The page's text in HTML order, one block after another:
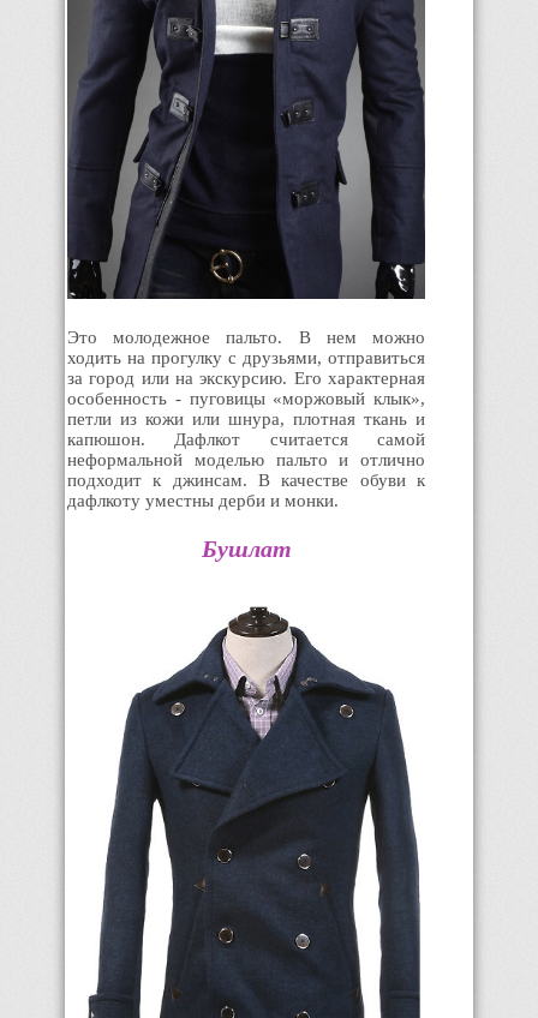
Это молодежное пальто. В нем можно
ходить на прогулку с друзьями, отправиться
за город или на экскурсию. Его характерная
особенность - пуговицы «моржовый клык»,
петли из кожи или шнура, плотная ткань и
капюшон. Дафлкот считается самой
неформальной моделью пальто и отлично
подходит к джинсам. В качестве обуви к
дафлкоту уместны дерби и монки.
Бушлат